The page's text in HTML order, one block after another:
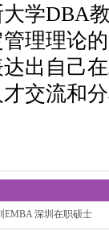
大学DBA
理理论
出自己
交流和
EMBA 深圳在职硕士